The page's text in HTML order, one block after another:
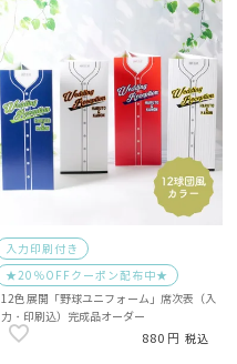
入力印刷付き
★20％OFFクーポン配布中★
12色展開「野球ユニフォーム」席次表（入
力・印刷込）完成品オーダー
880 税込